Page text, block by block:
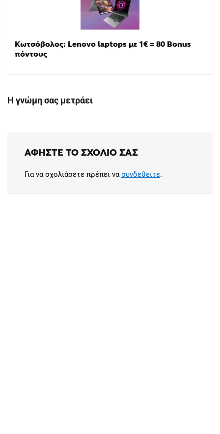
Κωτσόβολος: Lenovo laptops με 1€ = 80 Bonus
πόντους
Η γνώμη σας μετράει
ΑΦΉΣΤΕ ΤΟ ΣΧΌΛΙΟ ΣΑΣ
Για να σχολιάσετε πρέπει νασυνδεθείτε.